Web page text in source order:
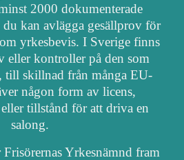
2000 dokumenterade
kan avlägga gesällprov för
yrkesbevis. I Sverige finns
eller kontroller på den som
till skillnad från många EU-
någon form av licens,
tillstånd för att driva en
salong.
Yrkesnämnd fram